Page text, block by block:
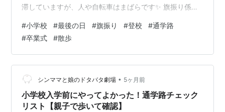
滞していますが、人や自転車はまばらです✨ 旗振り係は
なってしまい・・・💦 けっきょく娘の最後の登校姿を見
る前に、自分が家を出ることになってしまいました(￣▽
￣;) しかし登校姿を目に焼き付けておきたかったので、
娘に「ママが立っているところを通って行ってね✨」と
お願いしておりました。←通学路は何ヶ所かあるため💦
旗振りをして15分経…
#小学校 #最後の日 #旗振り #登校 #通学路
#卒業式 #散歩
シンママと娘のドタバタ劇場 • 5ヶ月前
小学校入学前にやってよかった！通学路チェック
リスト【親子で歩いて確認】